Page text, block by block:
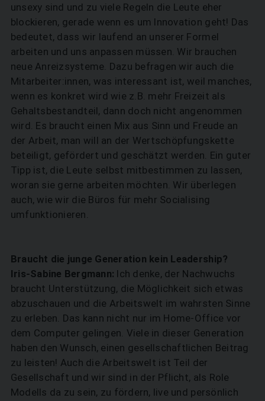
unsexy sind und zu viele Regeln die Leute eher
blockieren, gerade wenn es um Innovation geht! Das
bedeutet, dass wir laufend an unserer Formel
arbeiten und uns anpassen müssen. Wir brauchen
neue Anreizsysteme. Dazu befragen wir auch die
Mitarbeiter:innen, was interessant ist, weil manches,
wenn es konkret wird wie z.B. mehr Freizeit als
Gehaltsbestandteil, dann doch nicht angenommen
wird. Es braucht einen Mix aus Sinn und Freude an
der Arbeit, man will an der Wertschöpfungskette
beteiligt, gefördert und geschätzt werden. Ein guter
Tipp ist, die Leute selbst mitbestimmen zu lassen,
woran sie gerne arbeiten möchten. Wir überlegen
auch, wie wir die Büros für mehr Socialising
umfunktionieren.
Braucht die junge Generation kein Leadership?
Iris-Sabine Bergmann: Ich denke, der Nachwuchs
braucht Unterstützung, die Möglichkeit sich etwas
abzuschauen und die Arbeitswelt im wahrsten Sinne
zu erleben. Das kann nicht nur im Home-Office vor
dem Computer gelingen. Viele in dieser Generation
haben den Wunsch, einen gesellschaftlichen Beitrag
zu leisten! Auch die Arbeitswelt ist Teil der
Gesellschaft und wir sind in der Pflicht, als Role
Modells da zu sein, zu fördern, live und persönlich